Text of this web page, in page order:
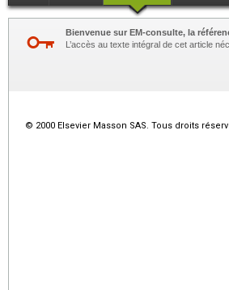
Bienvenue sur EM-consulte, la
L’accès au texte intégral de cet article
© 2000 Elsevier Masson SAS. Tous droits